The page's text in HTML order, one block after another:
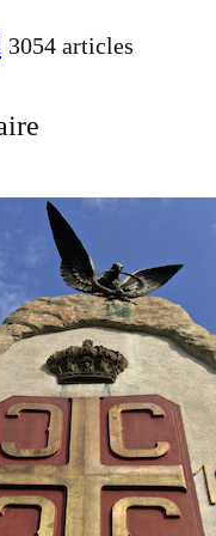
3054 articles